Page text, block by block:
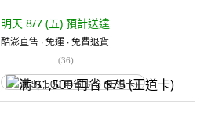
明天 8/7 (五) 預計送達
酷澎直售 ∙ 免運 ∙ 免費退貨
(36)
满 $1,500 再省 $75 (王道卡)